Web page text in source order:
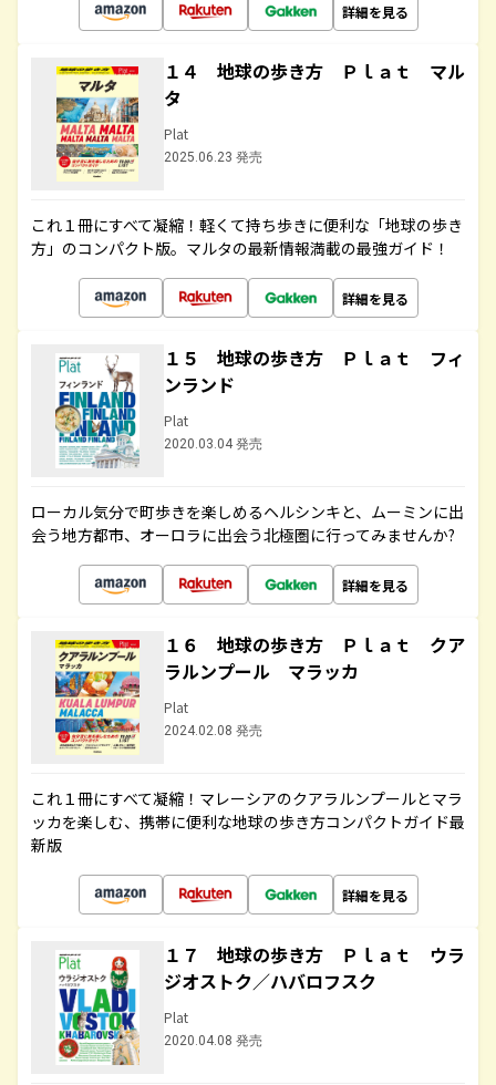
詳細を見る
１４ 地球の歩き方 Ｐｌａｔ マル
タ
Plat
2025.06.23 発売
これ１冊にすべて凝縮！軽くて持ち歩きに便利な「地球の歩き
方」のコンパクト版。マルタの最新情報満載の最強ガイド！
詳細を見る
１５ 地球の歩き方 Ｐｌａｔ フィ
ンランド
Plat
2020.03.04 発売
ローカル気分で町歩きを楽しめるヘルシンキと、ムーミンに出
会う地方都市、オーロラに出会う北極圏に行ってみませんか?
詳細を見る
１６ 地球の歩き方 Ｐｌａｔ クア
ラルンプール マラッカ
Plat
2024.02.08 発売
これ１冊にすべて凝縮！マレーシアのクアラルンプールとマラ
ッカを楽しむ、携帯に便利な地球の歩き方コンパクトガイド最
新版
詳細を見る
１７ 地球の歩き方 Ｐｌａｔ ウラ
ジオストク／ハバロフスク
Plat
2020.04.08 発売